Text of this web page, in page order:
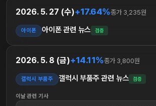
2026. 5. 27 (수)+17.64%종가 3,235원
아이폰 아이폰 관련 뉴스 검증
2026. 5. 8 (금)+14.11%종가 3,800원
갤럭시 부품주 갤럭시 부품주 관련 뉴스 검증
이날 관련 기사